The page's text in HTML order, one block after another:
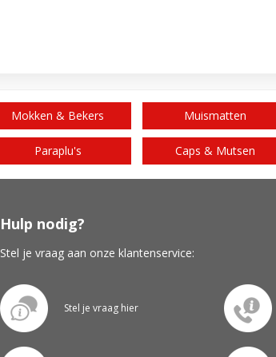
Mokken & Bekers Muismatten
Paraplu's Caps & Mutsen
Hulp nodig?
Stel je vraag aan onze klantenservice:
Stel je vraag hier